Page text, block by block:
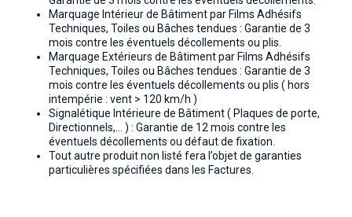
Marquage Intérieur de Bâtiment par Films Adhésifs
Techniques, Toiles ou Bâches tendues : Garantie de 3
mois contre les éventuels décollements ou plis.
Marquage Extérieurs de Bâtiment par Films Adhésifs
Techniques, Toiles ou Bâches tendues : Garantie de 3
mois contre les éventuels décollements ou plis ( hors
intempérie : vent > 120 km/h )
Signalétique Intérieure de Bâtiment ( Plaques de porte,
Directionnels,… ) : Garantie de 12 mois contre les
éventuels décollements ou défaut de fixation.
Tout autre produit non listé fera l’objet de garanties
particulières spécifiées dans les Factures.